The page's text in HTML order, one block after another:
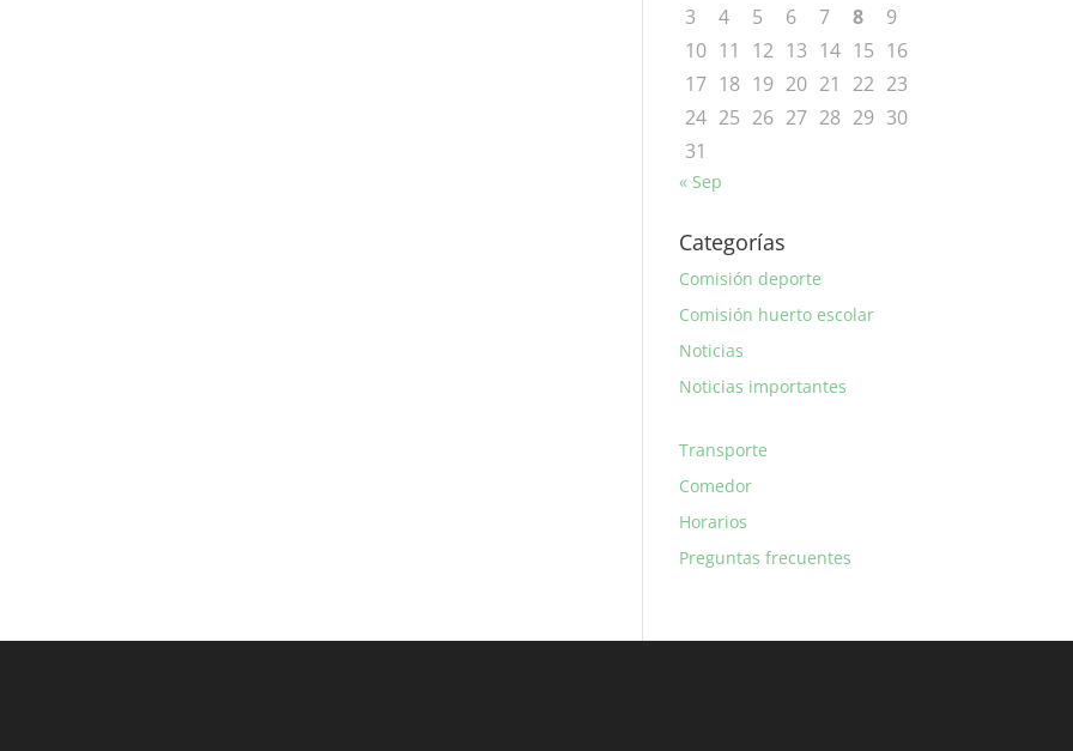
3
4 5 6 7 8
9
10 11 12 13 14 15 16
17 18 19 20 21 22 23
24 25 26 27 28 29 30
31
« Sep
Categorías
Comisión deporte
Comisión huerto escolar
Noticias
Noticias importantes
Transporte
Comedor
Horarios
Preguntas frecuentes